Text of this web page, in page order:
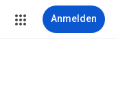
Anmelden